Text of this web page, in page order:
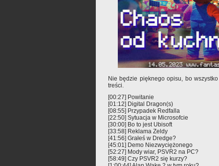
Nie będzie pięknego opisu, bo
treści.
[00:27] Powitanie
[01:12] Digital Dragon(s)
[08:55] Przypadek Redfalla
[22:50] Sytuacja w Microsofcie
[30:00] Bo to jest Ubisoft
[33:58] Reklama Zeldy
[41:56] Grałeś w Dredge?
[45:01] Demo Niezwyciężonego
[52:27] Mody wiar, PSVR2 na PC?
[58:49] Czy PSVR2 się kurzy?